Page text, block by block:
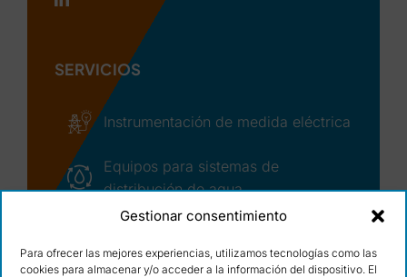
Gestionar consentimiento
Para ofrecer las mejores experiencias, utilizamos tecnologías como las
cookies para almacenar y/o acceder a la información del dispositivo. El
SERVICIOS
Instrumentación de medida eléctrica
Equipos para sistemas de
distribución de agua
Asistencia técnica y seguimiento de
incidencias